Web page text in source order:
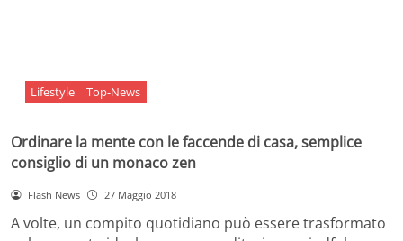
Lifestyle Top-News
Ordinare la mente con le faccende di casa, semplice
consiglio di un monaco zen
Flash News 27 Maggio 2018
A volte, un compito quotidiano può essere trasformato